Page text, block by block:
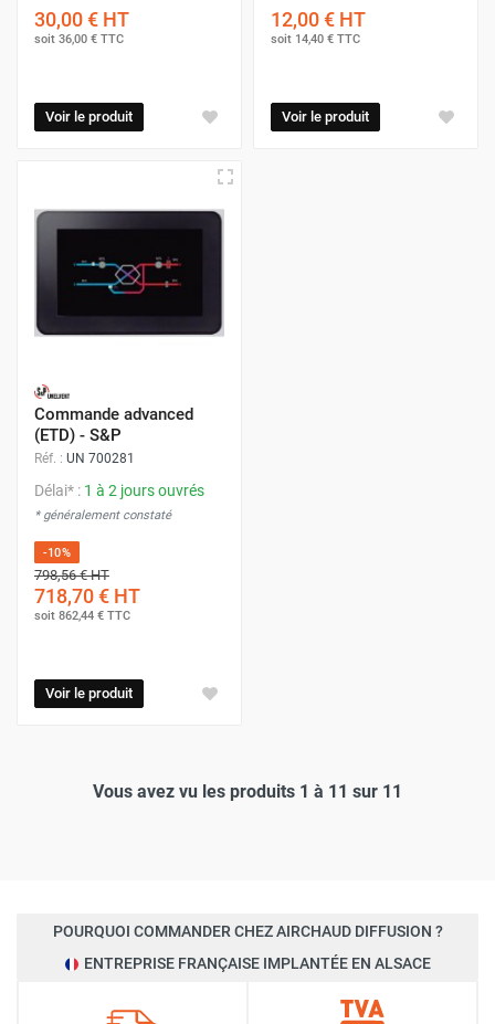
30,00 € HT
soit 36,00 € TTC
Voir le produit
12,00 € HT
soit 14,40 € TTC
Voir le produit
Commande advanced
(ETD) - S&P
Réf. : UN 700281
Délai* : 1 à 2 jours ouvrés
* généralement constaté
-10%
798,56 €HT
718,70 € HT
soit 862,44 € TTC
Voir le produit
Vous avez vu les produits 1 à 11 sur 11
POURQUOI COMMANDER CHEZ AIRCHAUD DIFFUSION ?
ENTREPRISE FRANÇAISE IMPLANTÉE EN ALSACE